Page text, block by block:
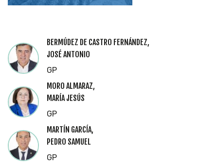
BERMÚDEZ DE CASTRO FERNÁNDEZ,
JOSÉ ANTONIO
GP
MORO ALMARAZ,
MARÍA JESÚS
GP
MARTÍN GARCÍA,
PEDRO SAMUEL
GP